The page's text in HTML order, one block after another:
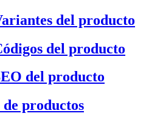
del producto
del producto
del producto
productos